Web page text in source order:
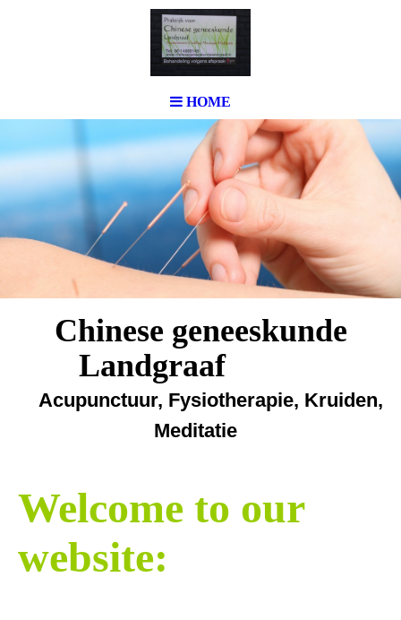
HOME
Chinese geneeskunde
Landgraaf
Acupunctuur, Fysiotherapie, Kruiden,
Meditatie
Welcome to our
website: